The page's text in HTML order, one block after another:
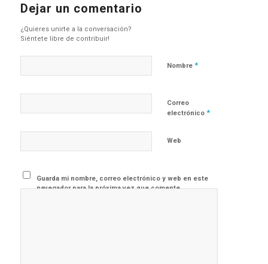
Dejar un comentario
¿Quieres unirte a la conversación?
Siéntete libre de contribuir!
Nombre *
Correo
electrónico *
Web
Guarda mi nombre, correo electrónico y web en este
navegador para la próxima vez que comente.